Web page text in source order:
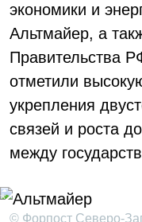
экономики и
Альтмайер, а
Правительства
отметили
укрепления
связей и роста
между
© Форпост Северо-